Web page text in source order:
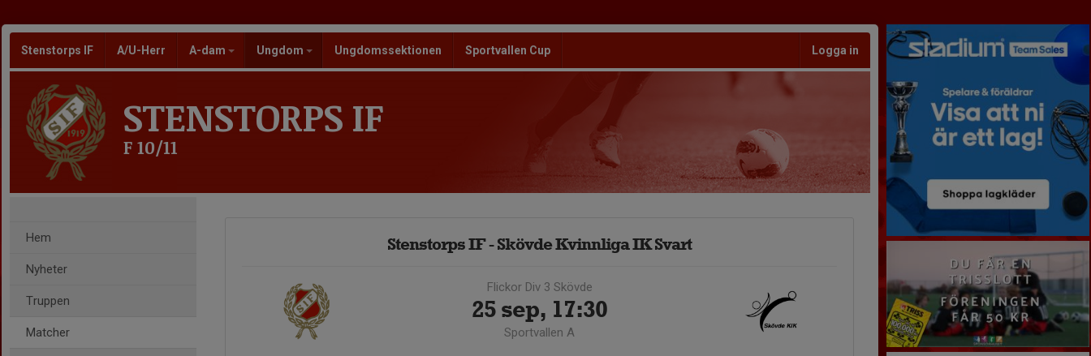
Stenstorps IF A/U-Herr A-dam Ungdom Ungdomssektionen Sportvallen Cup Logga in
STENSTORPS IF
F 10/11
Hem
Nyheter
Truppen
Matcher
Stenstorps IF - Skövde Kvinnliga IK Svart
Flickor Div 3 Skövde
25 sep, 17:30
Sportvallen A